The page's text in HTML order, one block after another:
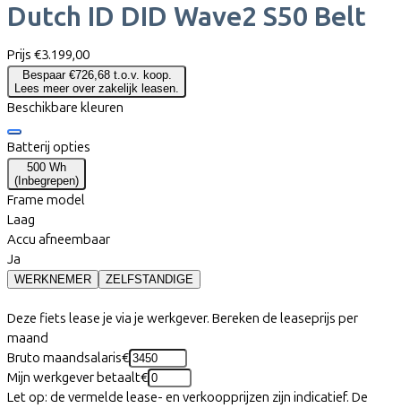
Dutch ID DID Wave2 S50 Belt
Prijs €3.199,00
Bespaar €726,68 t.o.v. koop.
Lees meer over zakelijk leasen.
Beschikbare kleuren
Batterij opties
500 Wh
( Inbegrepen)
Frame model
Laag
Accu afneembaar
Ja
WERKNEMER ZELFSTANDIGE
Deze fiets lease je via je werkgever. Bereken de leaseprijs per
maand
Bruto maandsalaris€
Mijn werkgever betaalt€
Let op: de vermelde lease- en verkoopprijzen zijn indicatief. De